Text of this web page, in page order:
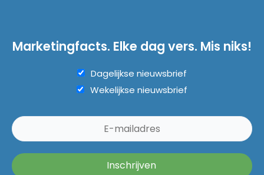
Marketingfacts. Elke dag vers. Mis niks!
Dagelijkse nieuwsbrief
Wekelijkse nieuwsbrief